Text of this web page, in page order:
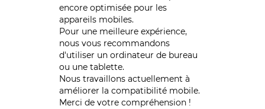
encore optimisée pour les
appareils mobiles.
Pour une meilleure expérience,
nous vous recommandons
d'utiliser un ordinateur de bureau
ou une tablette.
Nous travaillons actuellement à
améliorer la compatibilité mobile.
Merci de votre compréhension !